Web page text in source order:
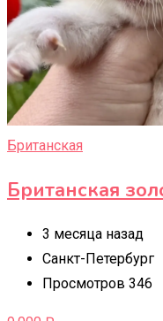
Британская
Британская
3 месяца назад
Санкт-Петербург
Просмотров 346